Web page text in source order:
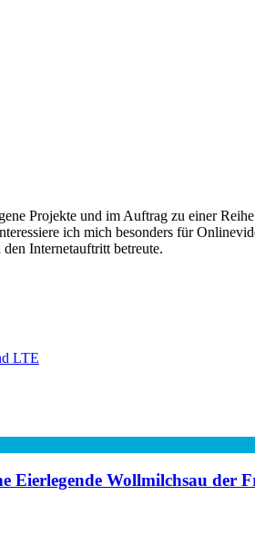
Projekte und im Auftrag zu einer
ich mich besonders für
Internetauftritt betreute.
LTE
Eierlegende Wollmilchsau der